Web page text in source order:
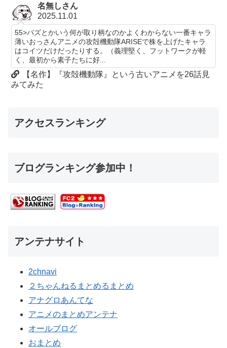
名無しさん
2025.11.01
55>パズとかいう何が取り柄なのかよくわからない一番キャラ
薄いおっさんアニメの攻殻機動隊ARISEで株を上げたキャラ
はコイツだけだったりする。（義理堅く、フットワークが軽
く、最初から素子たちに好...
【名作】『攻殻機動隊』という古いアニメを26話見
みてみた
アクセスランキング
ブログランキング参加中！
アンテナサイト
2chnavi
２ちゃんねるまとめるまとめ
アナグロあんてな
アニメのまとめアンテナ
オールブログ
おまとめ